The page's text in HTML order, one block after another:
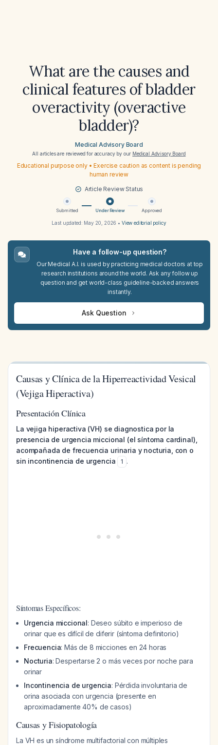
What are the causes and
clinical features of bladder
overactivity (overactive
bladder)?
Medical Advisory Board
All articles are reviewed for accuracy by our Medical Advisory Board
Educational purpose only • Exercise caution as content is pending
human review
Article Review Status
Submitted Under Review Approved
Last updated: May 20, 2026 • View editorial policy
Have a follow-up question?
Our Medical A.I. is used by practicing medical doctors at top
research institutions around the world. Ask any follow up
question and get world-class guideline-backed answers
instantly.
Ask Question
Causas y Clínica de la Hiperreactividad Vesical
(Vejiga Hiperactiva)
Presentación Clínica
La vejiga hiperactiva (VH) se diagnostica por la
presencia de urgencia miccional (el síntoma cardinal),
acompañada de frecuencia urinaria y nocturia, con o
sin incontinencia de urgencia
1 .
Síntomas Específicos:
Urgencia miccional: Deseo súbito e imperioso de
orinar que es difícil de diferir (síntoma definitorio)
Frecuencia: Más de 8 micciones en 24 horas
Nocturia: Despertarse 2 o más veces por noche para
orinar
Incontinencia de urgencia: Pérdida involuntaria de
orina asociada con urgencia (presente en
aproximadamente 40% de casos)
Causas y Fisiopatología
La VH es un síndrome multifactorial con múltiples